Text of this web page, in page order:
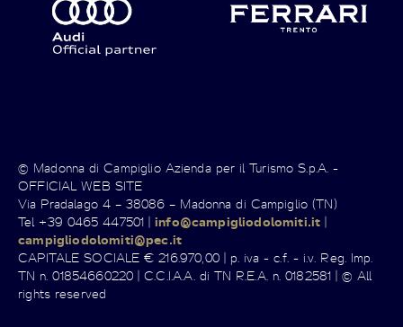
© Madonna di Campiglio Azienda per il Turismo S.p.A. -
OFFICIAL WEB SITE
Via Pradalago 4 – 38086 – Madonna di Campiglio (TN)
Tel +39 0465 447501 |info@campigliodolomiti.it |
campigliodolomiti@pec.it
CAPITALE SOCIALE € 216.970,00 | p. iva - c.f. - i.v. Reg. Imp.
TN n. 01854660220 | C.C.I.A.A. di TN R.E.A. n. 0182581 | © All
rights reserved